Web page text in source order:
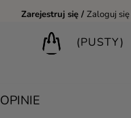
Zarejestruj się Zaloguj się
(PUSTY)
OPINIE